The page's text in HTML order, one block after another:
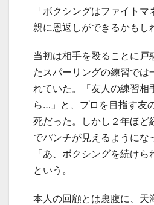
「ボクシングはファイト
親に恩返しができるかもし
当初は相手を殴ることに戸
たスパーリングの練習では
れていた。「友人の練習相
ら…」と、プロを目指す友
死だった。しかし２年ほど
でパンチが見えるようにな
「あ、ボクシングを続け
という。
本人の回顧とは裏腹に、天